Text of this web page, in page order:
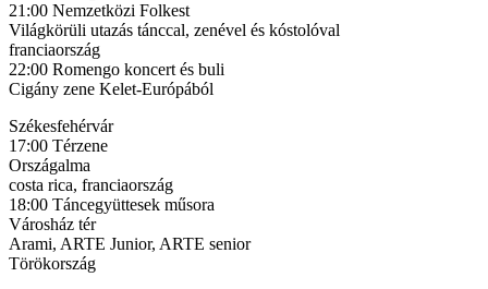
21:00 Nemzetközi Folkest
Világkörüli utazás tánccal, zenével és kóstolóval
franciaország
22:00 Romengo koncert és buli
Cigány zene Kelet-Európából
Székesfehérvár
17:00 Térzene
Országalma
costa rica, franciaország
18:00 Táncegyüttesek műsora
Városház tér
Arami, ARTE Junior, ARTE senior
Törökország